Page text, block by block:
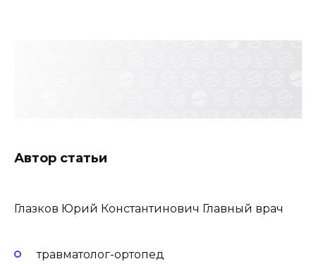
Автор статьи
Глазков Юрий Константинович Главный врач
травматолог-ортопед